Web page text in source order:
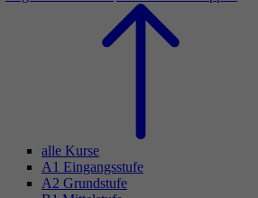
alle Kurse
A1 Eingangsstufe
A2 Grundstufe